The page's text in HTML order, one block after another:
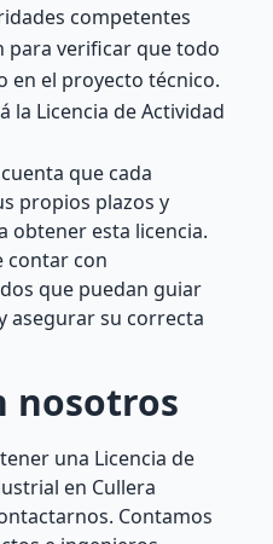
competentes
para verificar que todo
en el proyecto técnico.
la Licencia de Actividad
que cada
propios plazos y
obtener esta licencia.
contar con
que puedan guiar
asegurar su correcta
nosotros
una Licencia de
en Cullera
Contamos